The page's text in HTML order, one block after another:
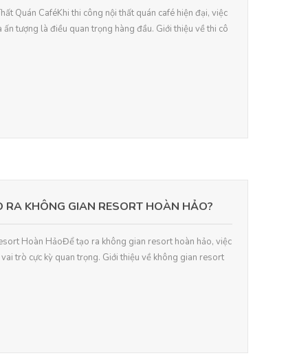
Quán CaféKhi thi công nội thất quán café hiện đại, việc
tượng là điều quan trọng hàng đầu. Giới thiệu về thi cô
KHÔNG GIAN RESORT HOÀN HẢO?
Hoàn HảoĐể tạo ra không gian resort hoàn hảo, việc
trò cực kỳ quan trọng. Giới thiệu về không gian resort